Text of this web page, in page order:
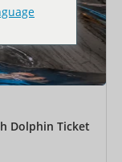
Dolphin Ticket